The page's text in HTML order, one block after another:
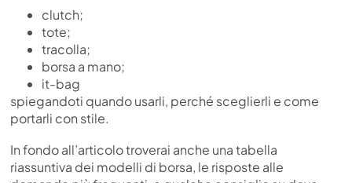
clutch;
tote;
tracolla;
borsa a mano;
it-bag
spiegandoti quando usarli, perché sceglierli e come
portarli con stile.
In fondo all’articolo troverai anche una tabella
riassuntiva dei modelli di borsa, le risposte alle